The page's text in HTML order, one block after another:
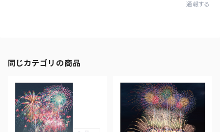
通報する
同じカテゴリの商品